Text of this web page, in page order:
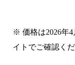
※ 価格は2026年
イトでご確認くだ